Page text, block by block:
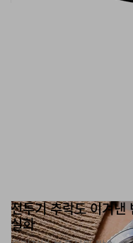
전투기 추락도 이겨낸
실화